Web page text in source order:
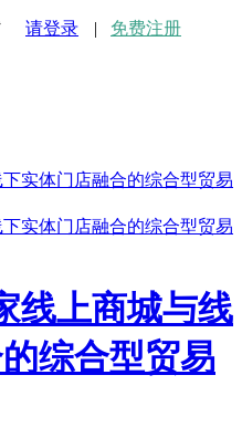
请登录 | 免费注册